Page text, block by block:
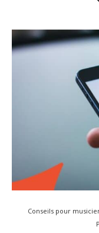
Conseils pour